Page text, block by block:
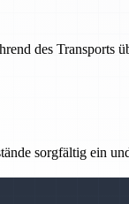
des Transports
sorgfältig ein